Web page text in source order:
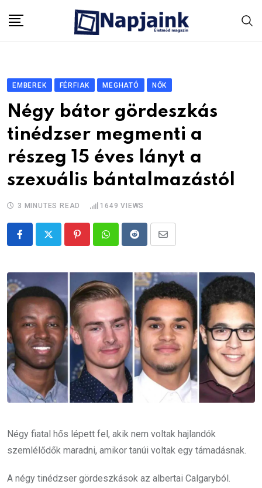
EMBEREK FÉRFIAK MEGHATÓ NŐK
Négy bátor gördeszkás
tinédzser megmenti a
részeg 15 éves lányt a
szexuális bántalmazástól
3 MINUTES READ 1649 VIEWS
PinterestWhatsappRedditShare
Email
Négy fiatal hős lépett fel, akik nem voltak hajlandók
szemlélődők maradni, amikor tanúi voltak egy támadásnak.
A négy tinédzser gördeszkások az albertai Calgaryból.